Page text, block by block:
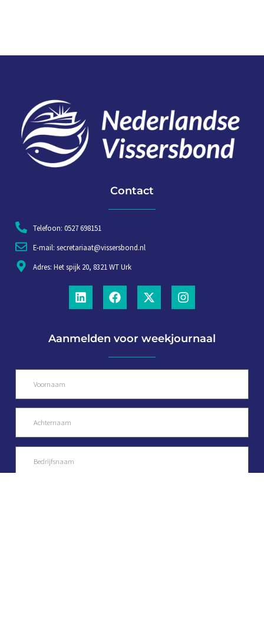
Contact
Telefoon: 0527 698151
E-mail: secretariaat@vissersbond.nl
Adres: Het spijk 20, 8321 WT Urk
Aanmelden voor weekjournaal